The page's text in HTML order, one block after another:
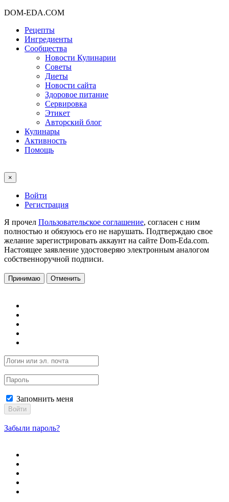
DOM-EDA.COM
Рецепты
Ингредиенты
Сообщества
Новости Кулинарии
Советы
Диеты
Новости сайта
Здоровое питание
Сервировка
Этикет
Авторский блог
Кулинары
Активность
Помощь
×
Войти
Регистрация
Я прочел Пользовательское соглашение, согласен с ним
полностью и обязуюсь его не нарушать. Подтверждаю свое
желание зарегистрировать аккаунт на сайте Dom-Eda.com.
Настоящее заявление удостоверяю электронным аналогом
собственноручной подписи.
Принимаю Отменить
Запомнить меня
Войти
Забыли пароль?